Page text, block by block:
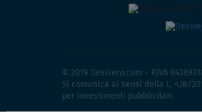
© 2019 Desivero.com - P.IVA
Si comunica ai sensi della L. 4/8/
per investimenti pubblicitari.